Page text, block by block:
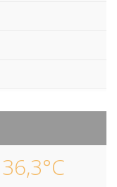
36,3°C